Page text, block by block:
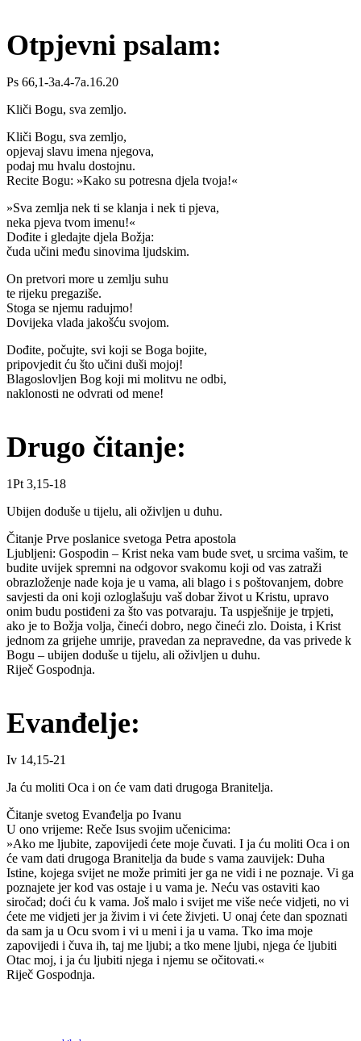
Otpjevni psalam:
Ps 66,1-3a.4-7a.16.20
Kliči Bogu, sva zemljo.
Kliči Bogu, sva zemljo,
opjevaj slavu imena njegova,
podaj mu hvalu dostojnu.
Recite Bogu: »Kako su potresna djela tvoja!«
»Sva zemlja nek ti se klanja i nek ti pjeva,
neka pjeva tvom imenu!«
Dođite i gledajte djela Božja:
čuda učini među sinovima ljudskim.
On pretvori more u zemlju suhu
te rijeku pregaziše.
Stoga se njemu radujmo!
Dovijeka vlada jakošću svojom.
Dođite, počujte, svi koji se Boga bojite,
pripovjedit ću što učini duši mojoj!
Blagoslovljen Bog koji mi molitvu ne odbi,
naklonosti ne odvrati od mene!
Drugo čitanje:
1Pt 3,15-18
Ubijen doduše u tijelu, ali oživljen u duhu.
Čitanje Prve poslanice svetoga Petra apostola
Ljubljeni: Gospodin – Krist neka vam bude svet, u srcima vašim, te
budite uvijek spremni na odgovor svakomu koji od vas zatraži
obrazloženje nade koja je u vama, ali blago i s poštovanjem, dobre
savjesti da oni koji ozloglašuju vaš dobar život u Kristu, upravo
onim budu postiđeni za što vas potvaraju. Ta uspješnije je trpjeti,
ako je to Božja volja, čineći dobro, nego čineći zlo. Doista, i Krist
jednom za grijehe umrije, pravedan za nepravedne, da vas privede k
Bogu – ubijen doduše u tijelu, ali oživljen u duhu.
Riječ Gospodnja.
Evanđelje:
Iv 14,15-21
Ja ću moliti Oca i on će vam dati drugoga Branitelja.
Čitanje svetog Evanđelja po Ivanu
U ono vrijeme: Reče Isus svojim učenicima:
»Ako me ljubite, zapovijedi ćete moje čuvati. I ja ću moliti Oca i on
će vam dati drugoga Branitelja da bude s vama zauvijek: Duha
Istine, kojega svijet ne može primiti jer ga ne vidi i ne poznaje. Vi ga
poznajete jer kod vas ostaje i u vama je. Neću vas ostaviti kao
siročad; doći ću k vama. Još malo i svijet me više neće vidjeti, no vi
ćete me vidjeti jer ja živim i vi ćete živjeti. U onaj ćete dan spoznati
da sam ja u Ocu svom i vi u meni i ja u vama. Tko ima moje
zapovijedi i čuva ih, taj me ljubi; a tko mene ljubi, njega će ljubiti
Otac moj, i ja ću ljubiti njega i njemu se očitovati.«
Riječ Gospodnja.